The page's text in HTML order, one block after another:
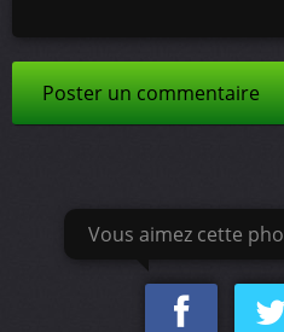
Poster un commentaire
Vous aimez cette